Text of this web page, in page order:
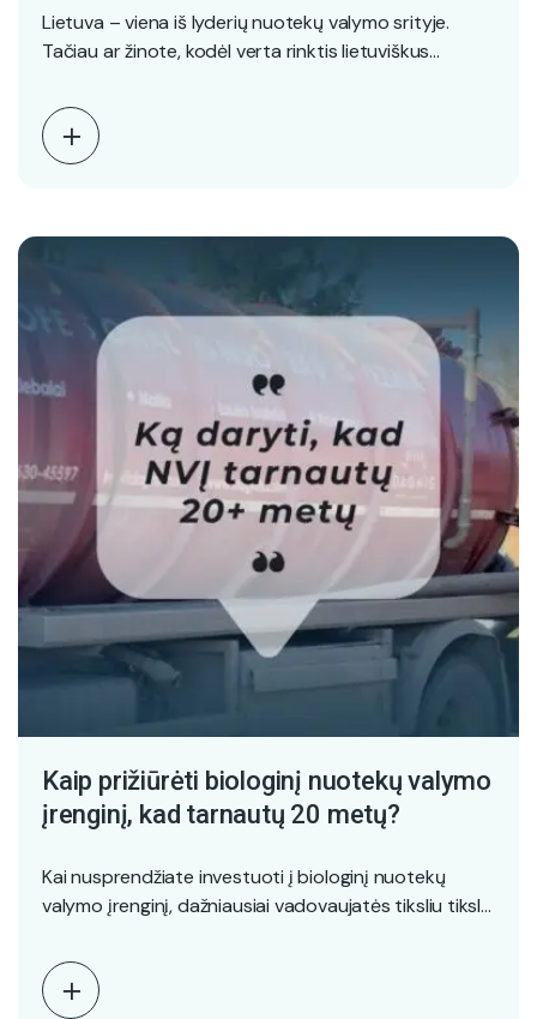
Lietuva – viena iš lyderių nuotekų valymo srityje.
Tačiau ar žinote, kodėl verta rinktis lietuviškus
Kaip prižiūrėti biologinį nuotekų valymo
įrenginį, kad tarnautų 20 metų?
Kai nusprendžiate investuoti į biologinį nuotekų
valymo įrenginį, dažniausiai vadovaujatės tiksliu tikslu